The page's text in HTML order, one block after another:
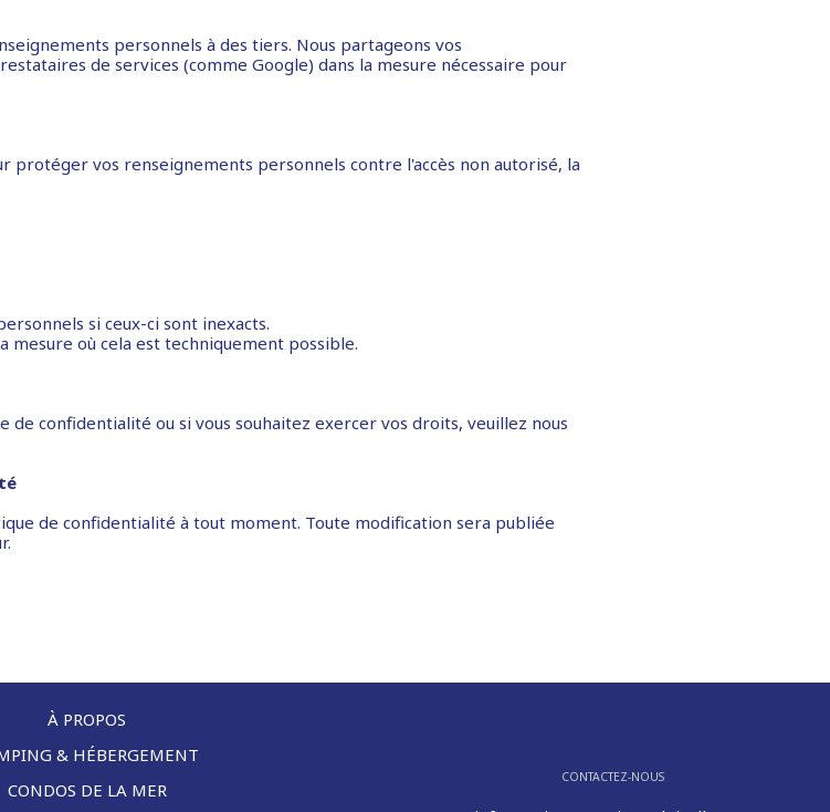
personnels à des tiers. Nous partageons vos
de services (comme Google) dans la mesure nécessaire pour
protéger vos renseignements personnels contre l'accès non autorisé, la
si ceux-ci sont inexacts.
où cela est techniquement possible.
de confidentialité ou si vous souhaitez exercer vos droits, veuillez nous
de confidentialité à tout moment. Toute modification sera publiée
À PROPOS
& HÉBERGEMENT
CONDOS DE LA MER
CONTACTEZ-NOUS